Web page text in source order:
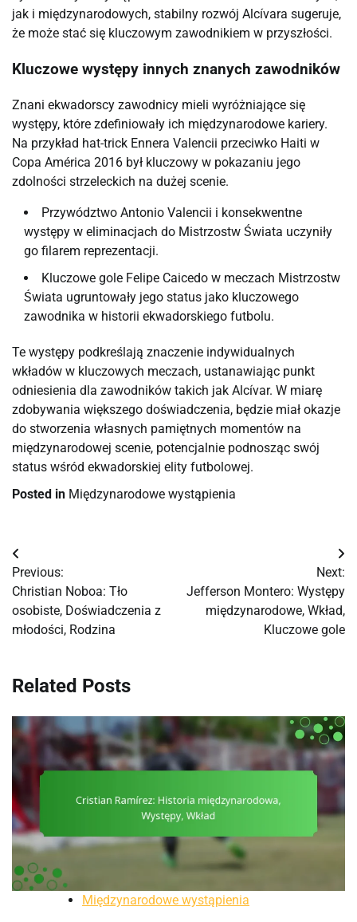
jak i międzynarodowych, stabilny rozwój Alcívara sugeruje,
że może stać się kluczowym zawodnikiem w przyszłości.
Kluczowe występy innych znanych zawodników
Znani ekwadorscy zawodnicy mieli wyróżniające się
występy, które zdefiniowały ich międzynarodowe kariery.
Na przykład hat-trick Ennera Valencii przeciwko Haiti w
Copa América 2016 był kluczowy w pokazaniu jego
zdolności strzeleckich na dużej scenie.
Przywództwo Antonio Valencii i konsekwentne
występy w eliminacjach do Mistrzostw Świata uczyniły
go filarem reprezentacji.
Kluczowe gole Felipe Caicedo w meczach Mistrzostw
Świata ugruntowały jego status jako kluczowego
zawodnika w historii ekwadorskiego futbolu.
Te występy podkreślają znaczenie indywidualnych
wkładów w kluczowych meczach, ustanawiając punkt
odniesienia dla zawodników takich jak Alcívar. W miarę
zdobywania większego doświadczenia, będzie miał okazje
do stworzenia własnych pamiętnych momentów na
międzynarodowej scenie, potencjalnie podnosząc swój
status wśród ekwadorskiej elity futbolowej.
Posted in Międzynarodowe wystąpienia
Post
navigation
Previous:
Christian Noboa: Tło
osobiste, Doświadczenia z
młodości, Rodzina
Next:
Jefferson Montero: Występy
międzynarodowe, Wkład,
Kluczowe gole
Related Posts
Międzynarodowe wystąpienia